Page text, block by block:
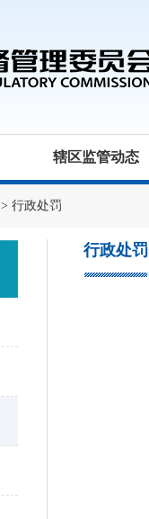
辖区监管动态
> 行政处罚
行政处罚